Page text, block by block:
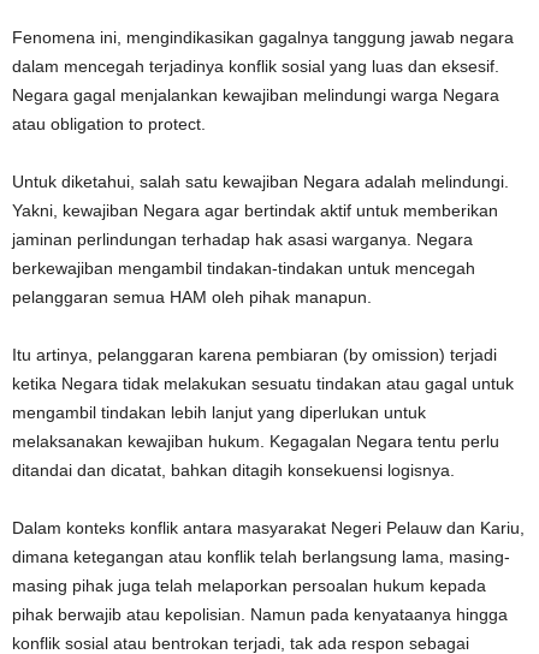
Fenomena ini, mengindikasikan gagalnya tanggung jawab negara
dalam mencegah terjadinya konflik sosial yang luas dan eksesif.
Negara gagal menjalankan kewajiban melindungi warga Negara
atau obligation to protect.
Untuk diketahui, salah satu kewajiban Negara adalah melindungi.
Yakni, kewajiban Negara agar bertindak aktif untuk memberikan
jaminan perlindungan terhadap hak asasi warganya. Negara
berkewajiban mengambil tindakan-tindakan untuk mencegah
pelanggaran semua HAM oleh pihak manapun.
Itu artinya, pelanggaran karena pembiaran (by omission) terjadi
ketika Negara tidak melakukan sesuatu tindakan atau gagal untuk
mengambil tindakan lebih lanjut yang diperlukan untuk
melaksanakan kewajiban hukum. Kegagalan Negara tentu perlu
ditandai dan dicatat, bahkan ditagih konsekuensi logisnya.
Dalam konteks konflik antara masyarakat Negeri Pelauw dan Kariu,
dimana ketegangan atau konflik telah berlangsung lama, masing-
masing pihak juga telah melaporkan persoalan hukum kepada
pihak berwajib atau kepolisian. Namun pada kenyataanya hingga
konflik sosial atau bentrokan terjadi, tak ada respon sebagai